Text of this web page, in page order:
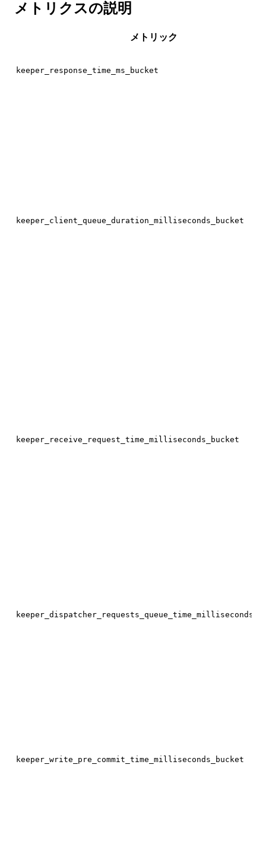
メトリクスの説明
メトリック
keeper_response_time_ms_bucket
keeper_client_queue_duration_milliseconds_bucket
keeper_receive_request_time_milliseconds_bucket
keeper_write_pre_commit_time_milliseconds_bucket